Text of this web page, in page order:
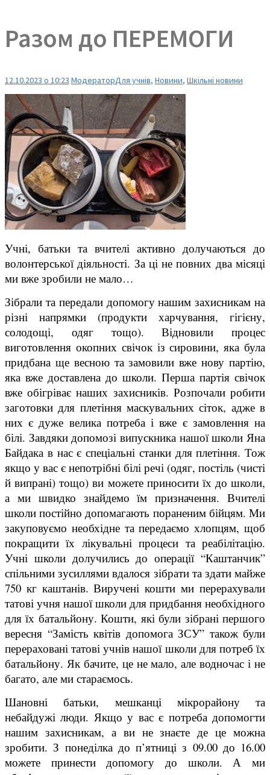
Разом до ПЕРЕМОГИ
12.10.2023 о 10:23 МодераторДля учнів, Новини, Шкільні новини
Учні, батьки та вчителі активно долучаються до
волонтерської діяльності. За ці не повних два місяці
ми вже зробили не мало…
Зібрали та передали допомогу нашим захисникам на
різні напрямки (продукти харчування, гігієну,
солодощі, одяг тощо). Відновили процес
виготовлення окопних свічок із сировини, яка була
придбана ще весною та замовили вже нову партію,
яка вже доставлена до школи. Перша партія свічок
вже обігріває наших захисників. Розпочали робити
заготовки для плетіння маскувальних сіток, адже в
них є дуже велика потреба і вже є замовлення на
білі. Завдяки допомозі випускника нашої школи Яна
Байдака в нас є спеціальні станки для плетіння. Тож
якщо у вас є непотрібні білі речі (одяг, постіль (чисті
й випрані) тощо) ви можете приносити їх до школи,
а ми швидко знайдемо їм призначення. Вчителі
школи постійно допомагають пораненим бійцям. Ми
закуповуємо необхідне та передаємо хлопцям, щоб
покращити їх лікувальні процеси та реабілітацію.
Учні школи долучились до операції “Каштанчик”
спільними зусиллями вдалося зібрати та здати майже
750 кг каштанів. Виручені кошти ми перерахували
татові учня нашої школи для придбання необхідного
для їх батальйону. Кошти, які були зібрані першого
вересня “Замість квітів допомога ЗСУ” також були
перераховані татові учнів нашої школи для потреб їх
батальйону. Як бачите, це не мало, але водночас і не
багато, але ми стараємось.
Шановні батьки, мешканці мікрорайону та
небайдужі люди. Якщо у вас є потреба допомогти
нашим захисникам, а ви не знаєте де це можна
зробити. З понеділка до п’ятниці з 09.00 до 16.00
можете принести допомогу до школи. А ми